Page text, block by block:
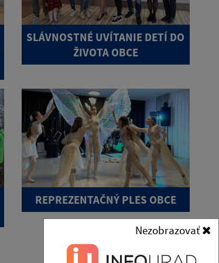
SLÁVNOSTNÉ UVÍTANIE DETÍ DO
ŽIVOTA OBCE
REPREZENTAČNÝ PLES OBCE
Nezobrazovať